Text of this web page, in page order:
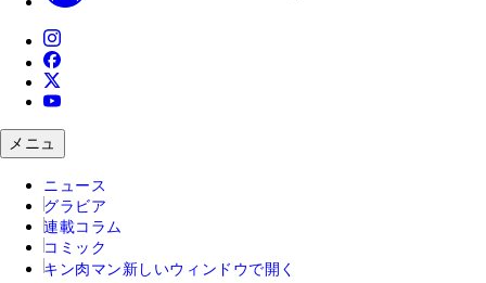
メニュ
ニュース
グラビア
連載コラム
コミック
キン肉マン 新しいウィンドウで開く